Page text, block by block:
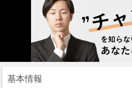
基本情報